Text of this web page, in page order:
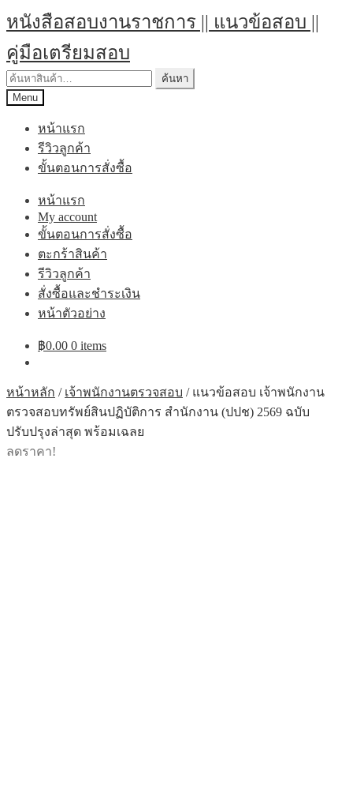
หนังสือสอบงานราชการ || แนวข้อสอบ ||
คู่มือเตรียมสอบ
ค้นหา
Menu
หน้าแรก
รีวิวลูกค้า
ขั้นตอนการสั่งซื้อ
หน้าแรก
My account
ขั้นตอนการสั่งซื้อ
ตะกร้าสินค้า
รีวิวลูกค้า
สั่งซื้อและชำระเงิน
หน้าตัวอย่าง
฿0.00 0 items
หน้าหลัก / เจ้าพนักงานตรวจสอบ / แนวข้อสอบ เจ้าพนักงาน
ตรวจสอบทรัพย์สินปฏิบัติการ สำนักงาน (ปปช) 2569 ฉบับ
ปรับปรุงล่าสุด พร้อมเฉลย
ลดราคา!